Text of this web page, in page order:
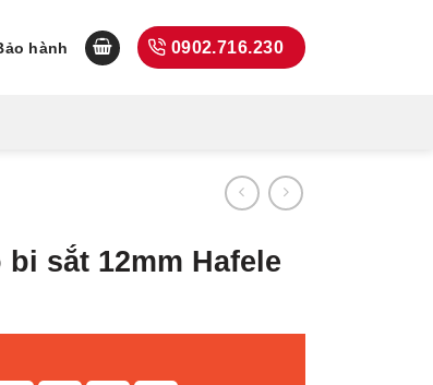
hành 0902.716.230
sắt 12mm Hafele